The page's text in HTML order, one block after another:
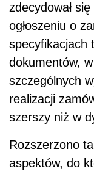
zdecydował
ogłoszeniu o
specyfikacjach
dokumentów,
szczególnych
realizacji
szerszy niż w
Rozszerzono
aspektów, do